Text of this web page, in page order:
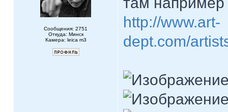
Сообщения: 2751
Откуда: Минск
Камера: leica m3
http://www.art-
dept.com/